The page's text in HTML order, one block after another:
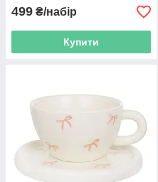
499 ₴/набір
Купити